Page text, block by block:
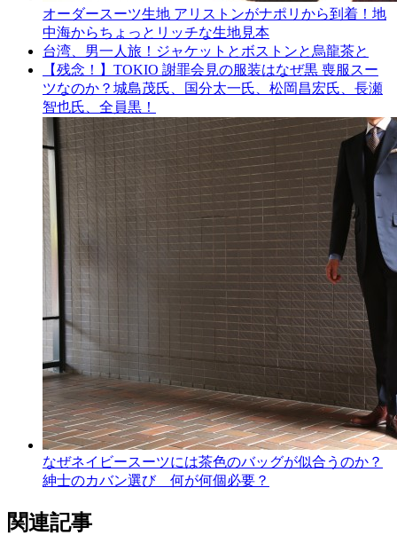
オーダースーツ生地 アリストンがナポリから到着！地
中海からちょっとリッチな生地見本
台湾、男一人旅！ジャケットとボストンと烏龍茶と
【残念！】TOKIO 謝罪会見の服装はなぜ黒 喪服スー
ツなのか？城島茂氏、国分太一氏、松岡昌宏氏、長瀬
智也氏、全員黒！
なぜネイビースーツには茶色のバッグが似合うのか？
紳士のカバン選び 何が何個必要？
関連記事